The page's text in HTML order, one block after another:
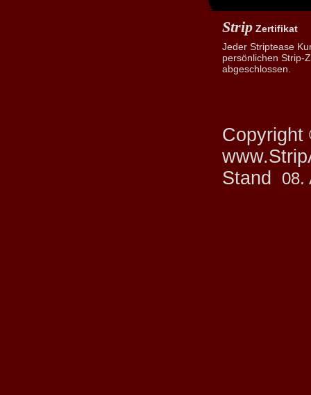
Strip Zertifikat
Jeder Striptease
persönlichen Strip-
abgeschlossen.
Stand
08.